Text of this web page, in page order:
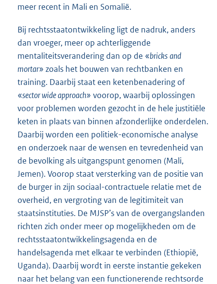
meer recent in Mali en Somalië.
Bij rechtsstaatontwikkeling ligt de nadruk, anders
dan vroeger, meer op achterliggende
mentaliteitsverandering dan op de «bricksand
mortar» zoals het bouwen van rechtbanken en
training. Daarbij staat een ketenbenadering of
«sector wide approach» voorop, waarbij oplossingen
voor problemen worden gezocht in de hele justitiële
keten in plaats van binnen afzonderlijke onderdelen.
Daarbij worden een politiek-economische analyse
en onderzoek naar de wensen en tevredenheid van
de bevolking als uitgangspunt genomen (Mali,
Jemen). Voorop staat versterking van de positie van
de burger in zijn sociaal-contractuele relatie met de
overheid, en vergroting van de legitimiteit van
staatsinstituties. De MJSP’s van de overgangslanden
richten zich onder meer op mogelijkheden om de
rechtsstaatontwikkelingsagenda en de
handelsagenda met elkaar te verbinden (Ethiopië,
Uganda). Daarbij wordt in eerste instantie gekeken
naar het belang van een functionerende rechtsorde